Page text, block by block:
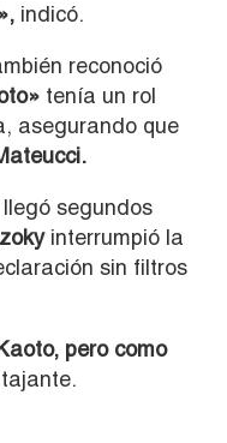
indicó.
reconoció
tenía un rol
asegurando que
segundos
interrumpió la
sin filtros
pero como